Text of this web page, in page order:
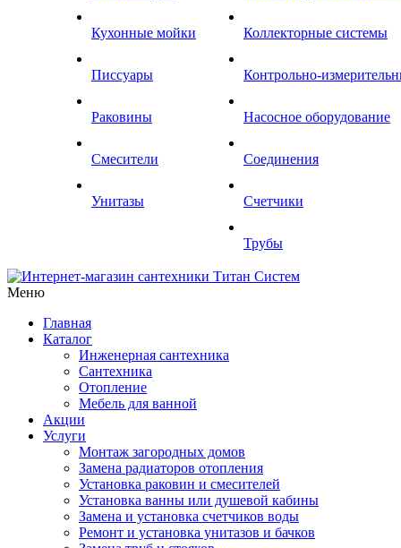
Кухонные мойки
Писсуары
Раковины
Смесители
Унитазы
Коллекторные системы
Контрольно-
Насосное оборудование
Соединения
Счетчики
Трубы
Меню
Главная
Каталог
Инженерная сантехника
Сантехника
Отопление
Мебель для ванной
Акции
Услуги
Монтаж загородных домов
Замена радиаторов отопления
Установка раковин и смесителей
Установка ванны или душевой кабины
Замена и установка счетчиков воды
Ремонт и установка унитазов и бачков